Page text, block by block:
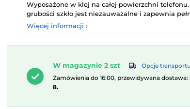
Wyposażone w klej na całej powierzchni
grubości szkło jest niezauważalne i zapewnia
Więcej informacji ›
W magazynie 2 szt
Opcje transportu
Zamówienia do 16:00, przewidywana dostawa:
8.